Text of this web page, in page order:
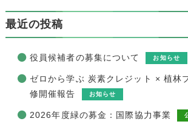
最近の投稿
役員候補者の募集について お知らせ
ゼロから学ぶ 炭素クレジット × 植林
修開催報告
お知らせ
2026年度緑の募金：国際協力事業